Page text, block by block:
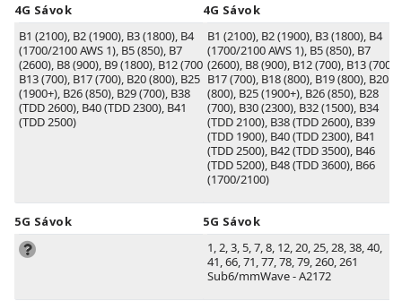
4G Sávok
B1 (2100), B2(1900), B3(1800), B4
(1700/2100 AWS 1), B5(850), B7
(2600), B8(900), B9(1800), B12(700) ,
B13(700), B17(700), B20(800), B25
(1900+), B26(850), B29(700), B38
(TDD 2600), B40(TDD 2300), B41
(TDD 2500)
5G Sávok
4G Sávok
B1 (2100), B2(1900), B3(1800), B4
(1700/2100 AWS 1), B5(850), B7
(2600), B8(900), B12(700), B13(700)
B17(700), B18(800), B19(800), B20
(800), B25(1900+), B26(850), B28
(700), B30(2300), B32(1500), B34
(TDD 2100), B38(TDD 2600), B39
(TDD 1900), B40(TDD 2300), B41
(TDD 2500), B42(TDD 3500), B46
(TDD 5200), B48(TDD 3600), B66
(1700/2100)
5G Sávok
1, 2, 3, 5, 7, 8, 12, 20, 25, 28, 38, 40,
41, 66, 71, 77, 78, 79, 260, 261
Sub6/mmWave - A2172